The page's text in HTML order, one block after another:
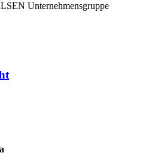
Unternehmensgruppe